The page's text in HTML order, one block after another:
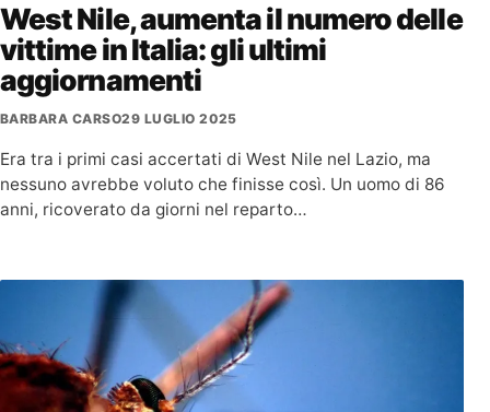
West Nile, aumenta il numero delle
vittime in Italia: gli ultimi
aggiornamenti
BARBARA CARSO29 LUGLIO 2025
Era tra i primi casi accertati di West Nile nel Lazio, ma
nessuno avrebbe voluto che finisse così. Un uomo di 86
anni, ricoverato da giorni nel reparto…